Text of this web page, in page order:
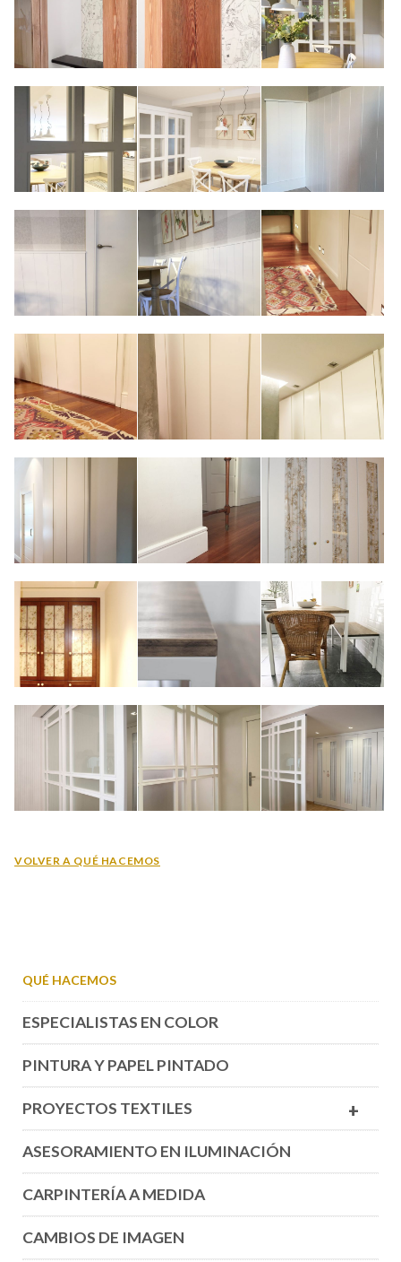
VOLVER A QUÉ HACEMOS
QUÉ HACEMOS
ESPECIALISTAS EN COLOR
PINTURA Y PAPEL PINTADO
+
PROYECTOS TEXTILES
ASESORAMIENTO EN ILUMINACIÓN
CARPINTERÍA A MEDIDA
CAMBIOS DE IMAGEN